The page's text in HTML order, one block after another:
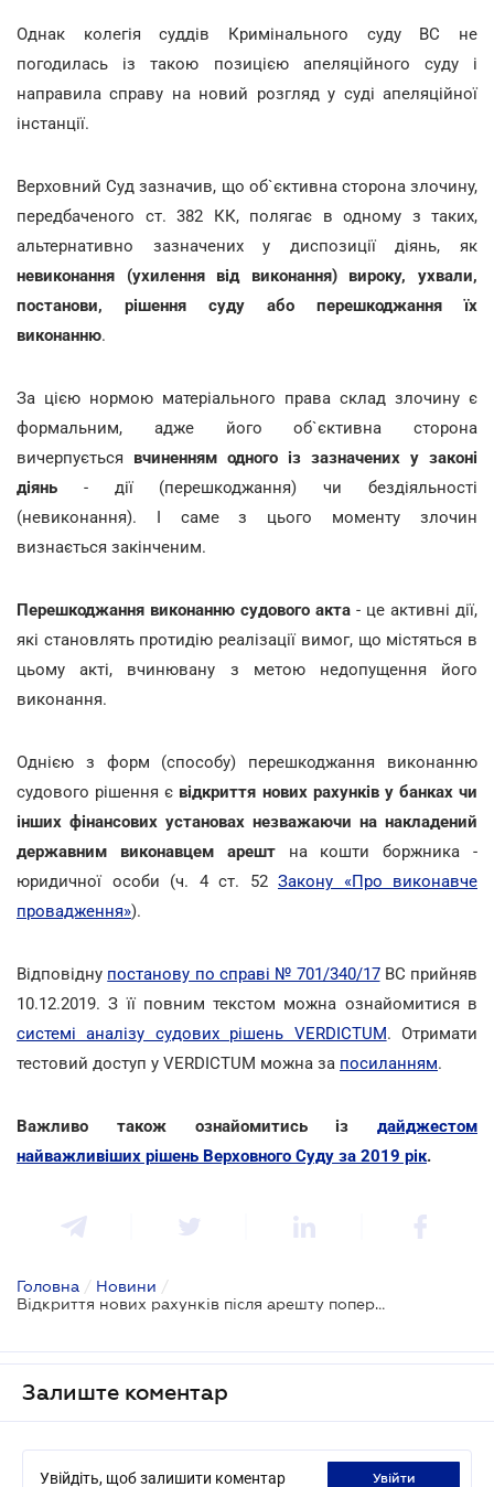
Однак колегія суддів Кримінального суду ВС не
погодилась із такою позицією апеляційного суду і
направила справу на новий розгляд у суді апеляційної
інстанції.
Верховний Суд зазначив, що об`єктивна сторона злочину,
передбаченого ст. 382 КК, полягає в одному з таких,
альтернативно зазначених у диспозиції діянь, як
невиконання (ухилення від виконання) вироку, ухвали,
постанови, рішення суду або перешкоджання їх
виконанню.
За цією нормою матеріального права склад злочину є
формальним, адже його об`єктивна сторона
вичерпується вчиненням одного із зазначених у законі
діянь - дії (перешкоджання) чи бездіяльності
(невиконання). І саме з цього моменту злочин
визнається закінченим.
Перешкоджання виконанню судового акта - це активні дії,
які становлять протидію реалізації вимог, що містяться в
цьому акті, вчинювану з метою недопущення його
виконання.
Однією з форм (способу) перешкоджання виконанню
судового рішення є відкриття нових рахунків у банках чи
інших фінансових установах незважаючи на накладений
державним виконавцем арештна кошти боржника -
юридичної особи (ч. 4 ст. 52 Закону «Про виконавче
провадження»).
Відповідну постанову по справі № 701/340/17 ВС прийняв
10.12.2019. З її повним текстом можна ознайомитися в
системі аналізу судових рішень VERDICTUM. Отримати
тестовий доступ у VERDICTUM можна за посиланням.
Важливо також ознайомитись із дайджестом
найважливіших рішень Верховного Суду за 2019 рік.
Головна / Новини /
Відкриття нових рахунків після арешту попередніх є перешкоджанням виконанню судового рішення: ВС
Залиште коментар
Увійдіть, щоб залишити коментар увійти